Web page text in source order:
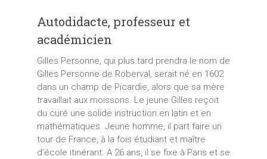
Autodidacte, professeur et
académicien
Gilles Personne, qui plus tard prendra le nom de
Gilles Personne de Roberval, serait né en 1602
dans un champ de Picardie, alors que sa mère
travaillait aux moissons. Le jeune Gilles reçoit
du curé une solide instruction en latin et en
mathématiques. Jeune homme, il part faire un
tour de France, à la fois étudiant et maître
d’école itinérant. A 26 ans, il se fixe à Paris et se